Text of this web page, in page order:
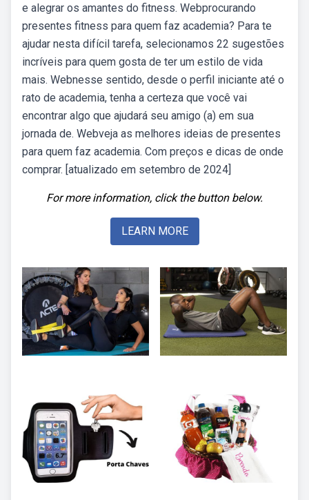
e alegrar os amantes do fitness. Webprocurando
presentes fitness para quem faz academia? Para te
ajudar nesta difícil tarefa, selecionamos 22 sugestões
incríveis para quem gosta de ter um estilo de vida
mais. Webnesse sentido, desde o perfil iniciante até o
rato de academia, tenha a certeza que você vai
encontrar algo que ajudará seu amigo (a) em sua
jornada de. Webveja as melhores ideias de presentes
para quem faz academia. Com preços e dicas de onde
comprar. [atualizado em setembro de 2024]
For more information, click the button below.
LEARN MORE